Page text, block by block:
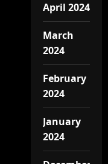
April 2024
March
2024
February
2024
January
2024